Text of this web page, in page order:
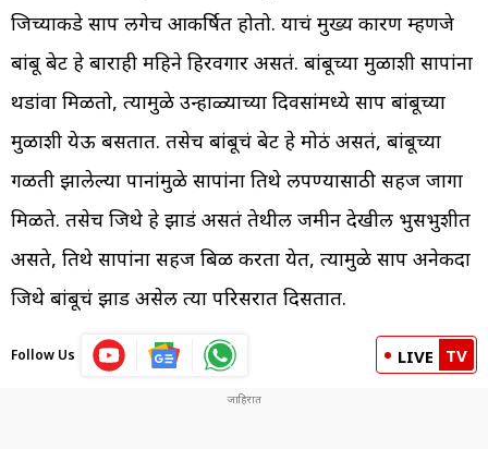
जिच्याकडे साप लगेच आकर्षित होतो. याचं मुख्य कारण म्हणजे
बांबू बेट हे बाराही महिने हिरवगार असतं. बांबूच्या मुळाशी सापांना
थडांवा मिळतो, त्यामुळे उन्हाळ्याच्या दिवसांमध्ये साप बांबूच्या
मुळाशी येऊ बसतात. तसेच बांबूचं बेट हे मोठं असतं, बांबूच्या
गळती झालेल्या पानांमुळे सापांना तिथे लपण्यासाठी सहज जागा
मिळते. तसेच जिथे हे झाडं असतं तेथील जमीन देखील भुसभुशीत
असते, तिथे सापांना सहज बिळ करता येत, त्यामुळे साप अनेकदा
जिथे बांबूचं झाड असेल त्या परिसरात दिसतात.
Follow Us LIVE TV